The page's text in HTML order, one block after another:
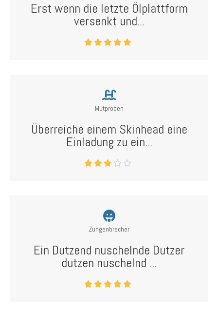
Erst wenn die letzte Ölplattform
versenkt und...
Mutproben
Überreiche einem Skinhead eine
Einladung zu ein...
Zungenbrecher
Ein Dutzend nuschelnde Dutzer
dutzen nuschelnd ...